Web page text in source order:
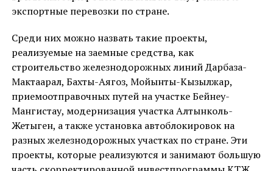
экспортные перевозки по стране.
Среди них можно назвать такие проекты,
реализуемые на заемные средства, как
строительство железнодорожных линий Дарбаза-
Мактаарал, Бахты-Аягоз, Мойынты-Кызылжар,
приемоотправочных путей на участке Бейнеу-
Мангистау, модернизация участка Алтынколь-
Жетыген, а также установка автоблокировок на
разных железнодорожных участках по стране. Эти
проекты, которые реализуются и занимают большую